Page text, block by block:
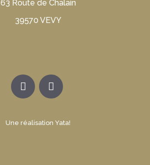
63 Route de Chalain
39570 VEVY
Une réalisation Yata!